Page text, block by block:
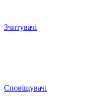
Зчитувачі
Сповіщувачі